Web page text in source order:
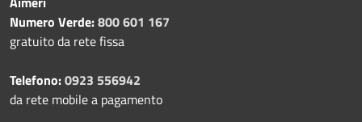
Numero Verde:800 601 167
gratuito da rete fissa
Telefono:0923 556942
da rete mobile a pagamento